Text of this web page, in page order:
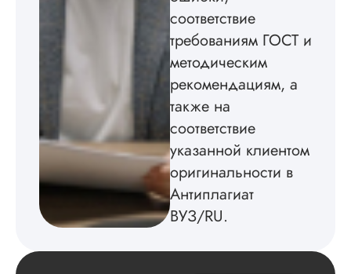
пришлось
мне. Услугой
бесплатного
редактирования
не
соответствие
требованиям ГОСТ и
методическим
рекомендациям, а
также на
соответствие
указанной клиентом
оригинальности в
Антиплагиат
ВУЗ/RU.